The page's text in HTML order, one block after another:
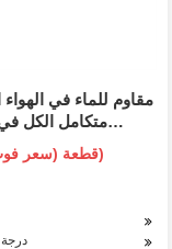
متكامل الكل
بالطاقة
بالطاقة الشمسية
US$ 79-383.28 / قطعة (سعر فوب)